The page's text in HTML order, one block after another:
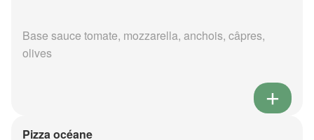
Base sauce tomate, mozzarella, anchois, câpres,
olives
Pizza océane